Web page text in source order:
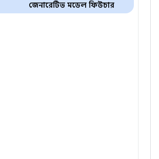
জেনারেটিভ মডেল ফিউচার